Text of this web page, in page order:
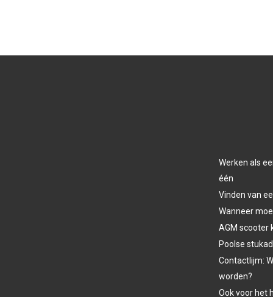
Werken als
één
Vinden van
Wanneer
AGM scooter
Poolse
Contactlijm:
worden?
Ook voor het